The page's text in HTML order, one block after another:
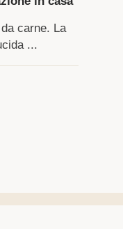
carne. La
...